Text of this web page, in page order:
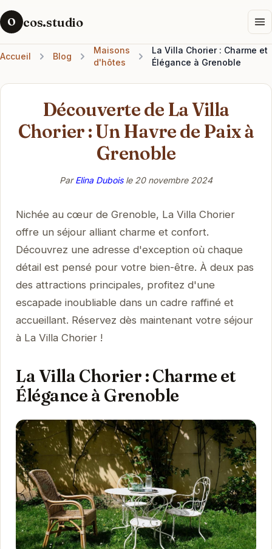
O cos.studio
Accueil Blog
Maisons
d'hôtes
La Villa Chorier : Charme et
Élégance à Grenoble
Découverte de La Villa
Chorier : Un Havre de Paix à
Grenoble
ParElina Duboisle 20 novembre 2024
Nichée au cœur de Grenoble, La Villa Chorier
offre un séjour alliant charme et confort.
Découvrez une adresse d'exception où chaque
détail est pensé pour votre bien-être. À deux pas
des attractions principales, profitez d'une
escapade inoubliable dans un cadre raffiné et
accueillant. Réservez dès maintenant votre séjour
à La Villa Chorier !
La Villa Chorier : Charme et
Élégance à Grenoble